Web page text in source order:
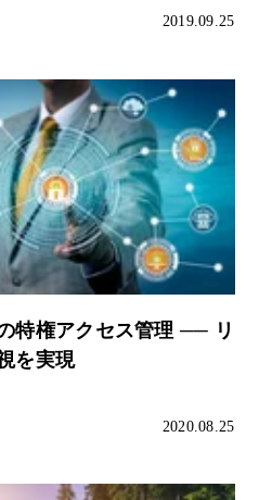
2019.09.25
特権アクセス管理 ── リ
を実現
2020.08.25